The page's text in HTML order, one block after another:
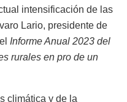
intensificación de las
Lario, presidente de
Informe Anual 2023 del
rurales en pro de un
climática y de la